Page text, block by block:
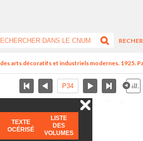
arts décoratifs et industriels modernes. 1925.
TEXTE
OCÉRISÉ
LISTE
DES
VOLUMES